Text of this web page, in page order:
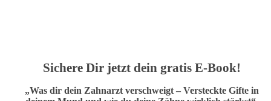
Sichere Dir jetzt dein gratis E-Book!
„Was dir dein Zahnarzt verschweigt – Versteckte Gifte in